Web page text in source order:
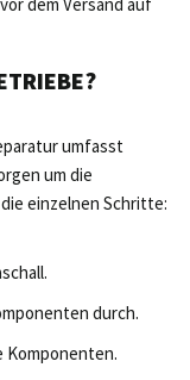
umfasst
um die
einzelnen Schritte:
durch.
Komponenten.